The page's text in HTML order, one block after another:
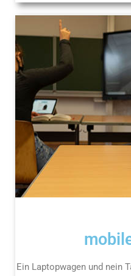
Ein Laptopwagen und nein